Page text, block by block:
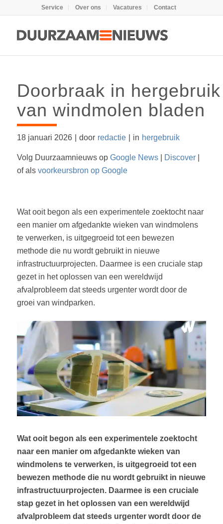
Service Over ons Vacatures Contact
Doorbraak in hergebruik
van windmolen bladen
18 januari 2026 door redactie in hergebruik
Volg Duurzaamnieuws op Google News| Discover|
of als voorkeursbron op Google
Wat ooit begon als een experimentele zoektocht naar
een manier om afgedankte wieken van windmolens
te verwerken, is uitgegroeid tot een bewezen
methode die nu wordt gebruikt in nieuwe
infrastructuurprojecten. Daarmee is een cruciale stap
gezet in het oplossen van een wereldwijd
afvalprobleem dat steeds urgenter wordt door de
groei van windparken.
Wat ooit begon als een experimentele zoektocht
naar een manier om afgedankte wieken van
windmolens te verwerken, is uitgegroeid tot een
bewezen methode die nu wordt gebruikt in nieuwe
infrastructuurprojecten. Daarmee is een cruciale
stap gezet in het oplossen van een wereldwijd
afvalprobleem dat steeds urgenter wordt door de